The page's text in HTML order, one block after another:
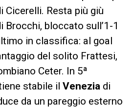
Cicerelli. Resta più giù
Brocchi, bloccato sull’1-1
in classifica: al goal
del solito Frattesi,
Ceter. In 5ª
stabile il Veneziadi
da un pareggio esterno